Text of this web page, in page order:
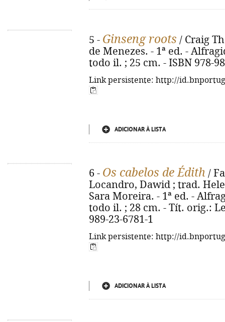
5 - Ginseng roots / Craig
de Menezes. - 1ª ed. -
todo il. ; 25 cm. - ISBN 978-
Link persistente: http://
ADICIONAR À LISTA
6 - Os cabelos de Édith /
Locandro, Dawid ; trad.
Sara Moreira. - 1ª ed. -
todo il. ; 28 cm. - Tít. orig.:
989-23-6781-1
Link persistente: http://
ADICIONAR À LISTA